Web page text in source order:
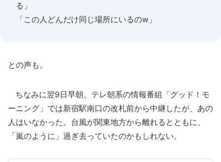
る」
「この人どんだけ同じ場所にいるのw」
との声も。
ちなみに翌9日早朝、テレ朝系の情報番組「グッド！モ
ーニング」では新宿駅南口の改札前から中継したが、あの
人はいなかった。台風が関東地方から離れるとともに、
「嵐のように」過ぎ去っていたのかもしれない。